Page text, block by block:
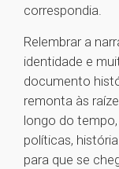
correspondia.
Relembrar a
identidade e
documento
remonta às
longo do
políticas,
para que se